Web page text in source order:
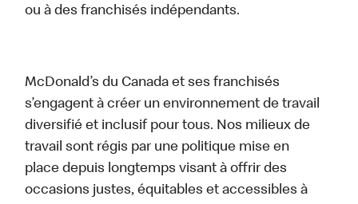
ou à des franchisés indépendants.
McDonald’s du Canada et ses franchisés
s’engagent à créer un environnement de travail
diversifié et inclusif pour tous. Nos milieux de
travail sont régis par une politique mise en
place depuis longtemps visant à offrir des
occasions justes, équitables et accessibles à